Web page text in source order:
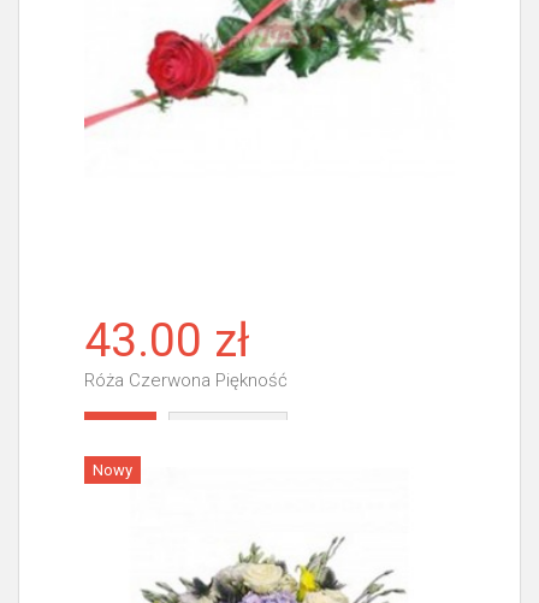
43.00 zł
Róża Czerwona Piękność
Nowy